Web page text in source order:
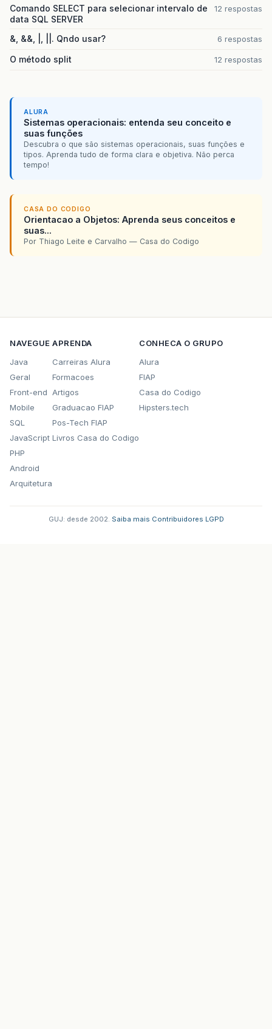
Comando SELECT para selecionar intervalo de
data SQL SERVER
12 respostas
&, &&, |, ||. Qndo usar? 6 respostas
O método split 12 respostas
ALURA
Sistemas operacionais: entenda seu conceito e
suas funções
Descubra o que são sistemas operacionais, suas funções e
tipos. Aprenda tudo de forma clara e objetiva. Não perca
tempo!
CASA DO CODIGO
Orientacao a Objetos: Aprenda seus conceitos e
suas...
Por Thiago Leite e Carvalho — Casa do Codigo
NAVEGUE
Java
Geral
Front-end
Mobile
SQL
JavaScript
PHP
Android
Arquitetura
APRENDA
Carreiras Alura
Formacoes
Artigos
Graduacao FIAP
Pos-Tech FIAP
Livros Casa do Codigo
CONHECA O GRUPO
Alura
FIAP
Casa do Codigo
Hipsters.tech
GUJ: desde 2002. Saiba mais Contribuidores LGPD